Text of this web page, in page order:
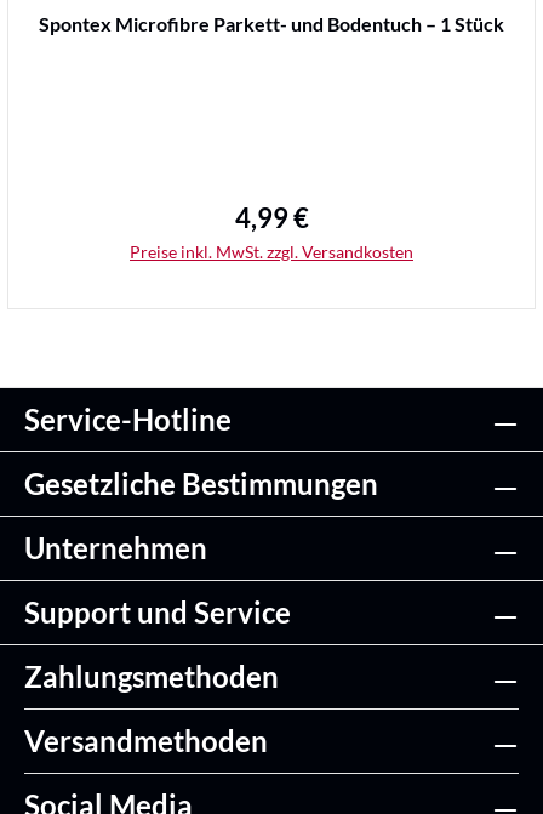
Durchschnittliche Bewertung von 0 von 5 Sternen
Spontex Microfibre Parkett- und Bodentuch – 1 Stück
Regulärer Preis:
4,99 €
Preise inkl. MwSt. zzgl. Versandkosten
Service-Hotline
Gesetzliche Bestimmungen
Unternehmen
Support und Service
Zahlungsmethoden
Versandmethoden
Social Media